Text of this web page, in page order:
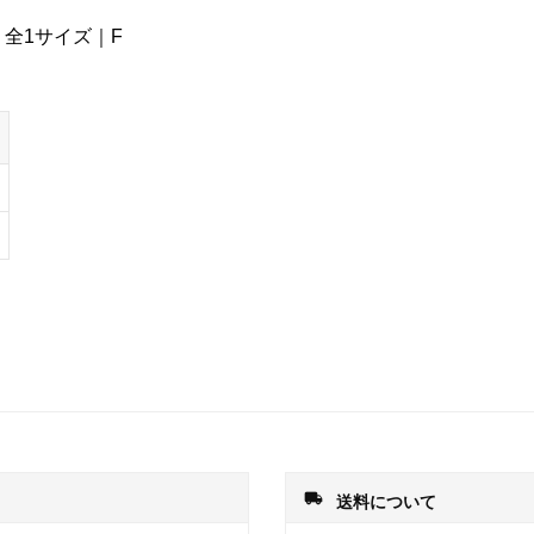
1サイズ｜F
local_shipping 送料について